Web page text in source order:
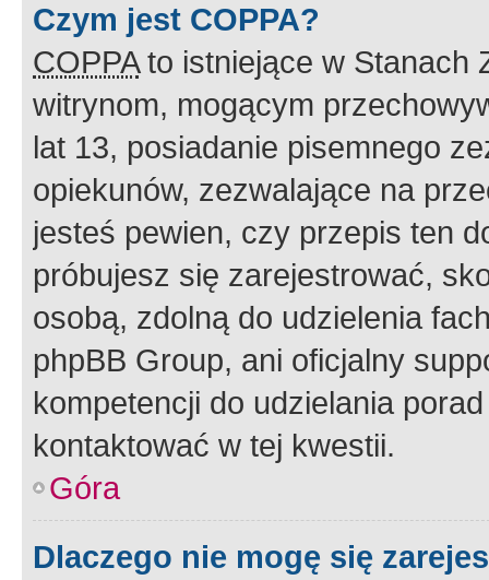
Czym jest COPPA?
COPPAto istniejące w Stanach
witrynom, mogącym
lat 13, posiadanie pisemnego
opiekunów, zezwalające na
jesteś pewien, czy przepis ten
próbujesz się zarejestrować,
osobą, zdolną do udzielenia
phpBB Group, ani oficjalny
kompetencji do udzielania
kontaktować w tej kwestii.
Góra
Dlaczego nie mogę się